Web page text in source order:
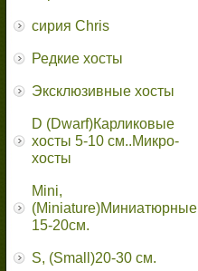
сирия Chris
Редкие хосты
Эксклюзивные хосты
D (Dwarf)Карликовые
хосты 5-10 см..Микро-
хосты
Mini,
(Miniature)Миниатюрные
15-20см.
S, (Small)20-30 см.